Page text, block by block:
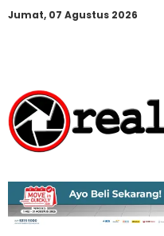
Jumat, 07 Agustus 2026